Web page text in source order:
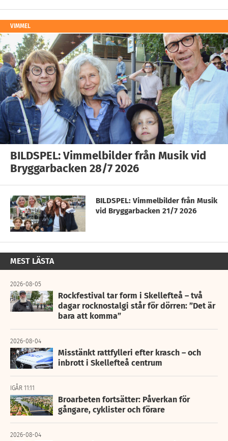
VIMMEL
BILDSPEL: Vimmelbilder från Musik vid
Bryggarbacken 28/7 2026
BILDSPEL: Vimmelbilder från Musik
vid Bryggarbacken 21/7 2026
MEST LÄSTA
2026-08-05
Rockfestival tar form i Skellefteå – två
dagar rocknostalgi står för dörren: ”Det är
bara att komma”
2026-08-04
Misstänkt rattfylleri efter krasch – och
inbrott i Skellefteå centrum
IGÅR 11:11
Broarbeten fortsätter: Påverkan för
gångare, cyklister och förare
2026-08-04